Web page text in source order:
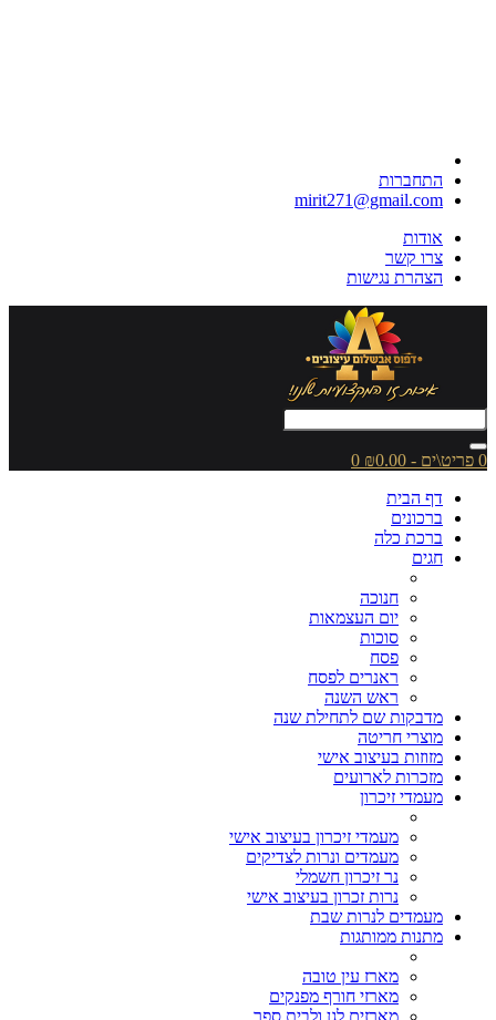
התחברות
mirit271@gmail.com
אודות
צרו קשר
הצהרת נגישות
0 פריט\ים - ₪0.00
0
דף הבית
ברכונים
ברכת כלה
חגים
חנוכה
יום העצמאות
סוכות
פסח
ראנרים לפסח
ראש השנה
מדבקות שם לתחילת שנה
מוצרי חריטה
מזוזות בעיצוב אישי
מזכרות לארועים
מעמדי זיכרון
מעמדי זיכרון בעיצוב אישי
מעמדים ונרות לצדיקים
נר זיכרון חשמלי
נרות זכרון בעיצוב אישי
מעמדים לנרות שבת
מתנות ממותגות
מארז עין טובה
מארזי חורף מפנקים
מארזים לגן ולבית ספר